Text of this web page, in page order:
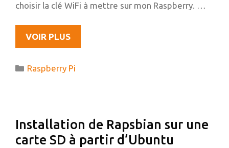
choisir la clé WiFi à mettre sur mon Raspberry. …
VOIR PLUSMISE
EN
DU
RASPBERRY
PI
Catégories
Raspberry Pi
Installation de Rapsbian sur une
carte SD à partir d’Ubuntu